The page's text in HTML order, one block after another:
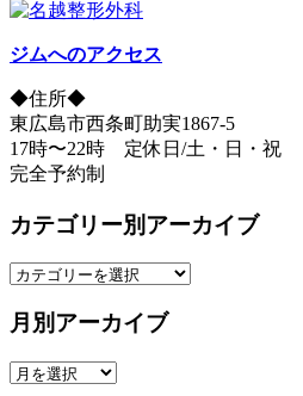
ジムへのアクセス
◆住所◆
東広島市西条町助実1867-5
17時〜22時 定休日/土・日・祝
完全予約制
カテゴリー別アーカイブ
カ
ゴ
ー
月別アーカイブ
月